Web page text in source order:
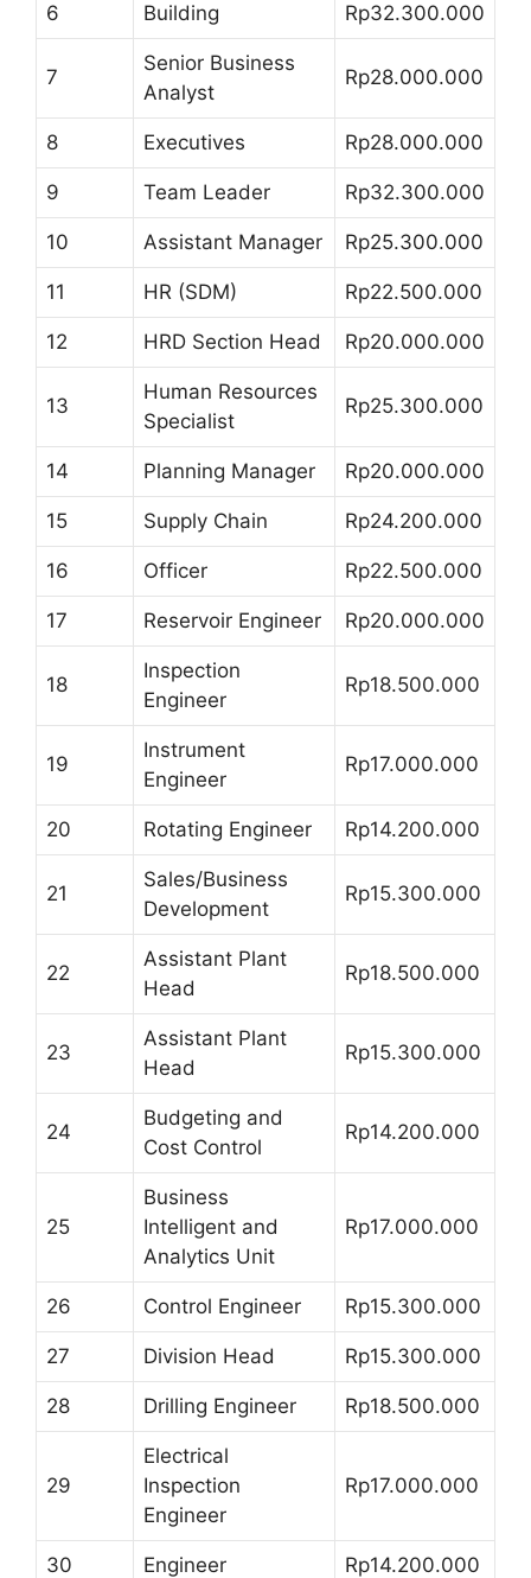
6 Building Rp32.300.000
7
Senior Business
Analyst
Rp28.000.000
8 Executives Rp28.000.000
9 Team Leader Rp32.300.000
10 Assistant Manager Rp25.300.000
11 HR (SDM) Rp22.500.000
12 HRD Section Head Rp20.000.000
13
Human Resources
Specialist
Rp25.300.000
14 Planning Manager Rp20.000.000
15 Supply Chain Rp24.200.000
16 Officer Rp22.500.000
17 Reservoir Engineer Rp20.000.000
18
Inspection
Engineer
Rp18.500.000
19
Instrument
Engineer
Rp17.000.000
20 Rotating Engineer Rp14.200.000
21
Sales/Business
Development
Rp15.300.000
22
Assistant Plant
Head
Rp18.500.000
23
Assistant Plant
Head
Rp15.300.000
24
Budgeting and
Cost Control
Rp14.200.000
25
Business
Intelligent and
Analytics Unit
Rp17.000.000
26 Control Engineer Rp15.300.000
27 Division Head Rp15.300.000
28 Drilling Engineer Rp18.500.000
29
Electrical
Inspection
Engineer
Rp17.000.000
30 Engineer Rp14.200.000